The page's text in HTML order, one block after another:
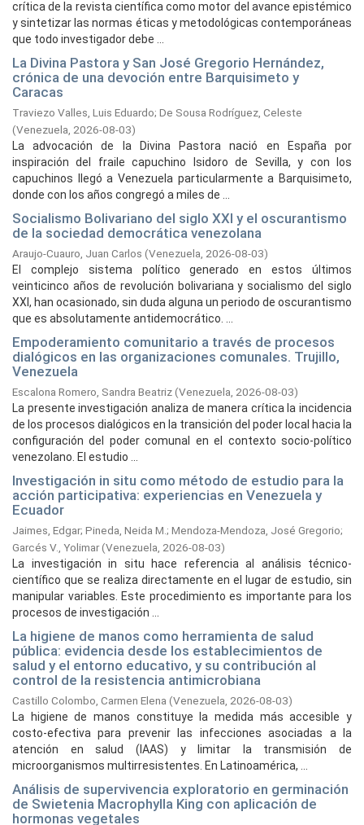
crítica de la revista científica como motor del avance epistémico
y sintetizar las normas éticas y metodológicas contemporáneas
que todo investigador debe ...
La Divina Pastora y San José Gregorio Hernández,
crónica de una devoción entre Barquisimeto y
Caracas
Traviezo Valles, Luis Eduardo; De Sousa Rodríguez, Celeste
(Venezuela, 2026-08-03)
La advocación de la Divina Pastora nació en España por
inspiración del fraile capuchino Isidoro de Sevilla, y con los
capuchinos llegó a Venezuela particularmente a Barquisimeto,
donde con los años congregó a miles de ...
Socialismo Bolivariano del siglo XXI y el oscurantismo
de la sociedad democrática venezolana
Araujo-Cuauro, Juan Carlos (Venezuela, 2026-08-03)
El complejo sistema político generado en estos últimos
veinticinco años de revolución bolivariana y socialismo del siglo
XXI, han ocasionado, sin duda alguna un periodo de oscurantismo
que es absolutamente antidemocrático. ...
Empoderamiento comunitario a través de procesos
dialógicos en las organizaciones comunales. Trujillo,
Venezuela
Escalona Romero, Sandra Beatriz(Venezuela, 2026-08-03)
La presente investigación analiza de manera crítica la incidencia
de los procesos dialógicos en la transición del poder local hacia la
configuración del poder comunal en el contexto socio-político
venezolano. El estudio ...
Investigación in situ como método de estudio para la
acción participativa: experiencias en Venezuela y
Ecuador
Jaimes, Edgar; Pineda, Neida M. ; Mendoza-Mendoza, José Gregorio;
Garcés V., Yolimar(Venezuela, 2026-08-03)
La investigación in situ hace referencia al análisis técnico-
científico que se realiza directamente en el lugar de estudio, sin
manipular variables. Este procedimiento es importante para los
procesos de investigación ...
La higiene de manos como herramienta de salud
pública: evidencia desde los establecimientos de
salud y el entorno educativo, y su contribución al
control de la resistencia antimicrobiana
Castillo Colombo, Carmen Elena (Venezuela, 2026-08-03)
La higiene de manos constituye la medida más accesible y
costo-efectiva para prevenir las infecciones asociadas a la
atención en salud (IAAS) y limitar la transmisión de
microorganismos multirresistentes. En Latinoamérica, ...
Análisis de supervivencia exploratorio en germinación
de Swietenia Macrophylla King con aplicación de
hormonas vegetales